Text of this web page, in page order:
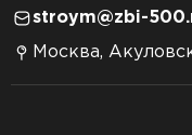
stroym@zbi-
Москва,